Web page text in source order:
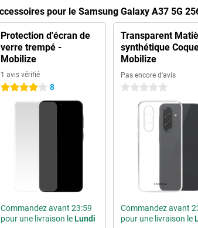
pour le Samsung Galaxy A37 5G
Protection d'écran de
verre trempé -
Mobilize
1 avis vérifié
4 étoiles 8
Commandez avant 23:59
pour une livraison leLundi
Transparent
synthétique
Mobilize
Pas encore d'avis
0 étoiles
Commandez avant
pour une livraison le